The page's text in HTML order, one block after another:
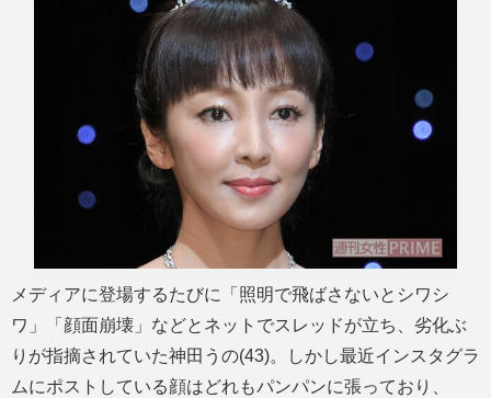
メディアに登場するたびに「照明で飛ばさないとシワシ
ワ」「顔面崩壊」などとネットでスレッドが立ち、劣化ぶ
りが指摘されていた神田うの(43)。しかし最近インスタグラ
ムにポストしている顔はどれもパンパンに張っており、